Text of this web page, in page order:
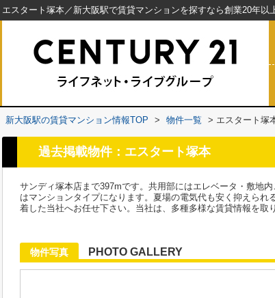
新大阪駅の賃貸マンション情報TOP > 物件一覧 > エスタート塚
過去掲載物件：エスタート塚本
サンディ塚本店まで397mです。共用部にはエレベータ・敷地
はマンションタイプになります。夏場の電気代も安く抑えら
着した当社へお任せ下さい。当社は、多種多様な賃貸情報を取
物件写真 PHOTO GALLERY